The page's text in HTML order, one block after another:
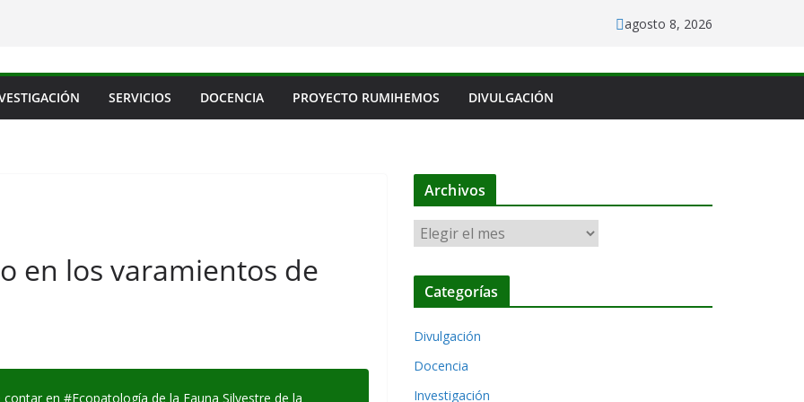
agosto 8, 2026
SERVICIOS DOCENCIA PROYECTO RUMIHEMOS DIVULGACIÓN
en los varamientos de
contar en #Ecopatología de la Fauna Silvestre de la
Archivos
r
c
v
o
s
Categorías
Divulgación
Docencia
Investigación